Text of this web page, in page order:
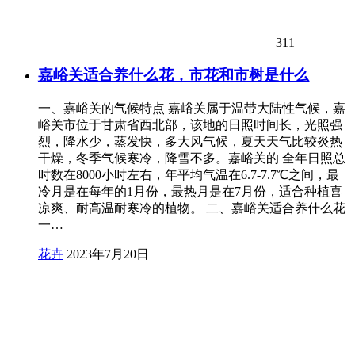
311
嘉峪关适合养什么花，市花和市树是什么
一、嘉峪关的气候特点 嘉峪关属于温带大陆性气候，嘉
峪关市位于甘肃省西北部，该地的日照时间长，光照强
烈，降水少，蒸发快，多大风气候，夏天天气比较炎热
干燥，冬季气候寒冷，降雪不多。嘉峪关的 全年日照总
时数在8000小时左右，年平均气温在6.7-7.7℃之间，最
冷月是在每年的1月份，最热月是在7月份，适合种植喜
凉爽、耐高温耐寒冷的植物。 二、嘉峪关适合养什么花
一…
花卉 2023年7月20日